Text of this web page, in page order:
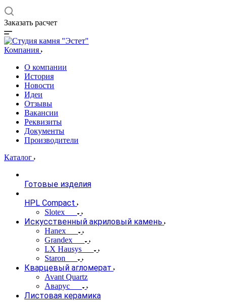
Заказать расчет
Компания
О компании
История
Новости
Идеи
Отзывы
Вакансии
Реквизиты
Документы
Производители
Каталог
Готовые изделия
HPL Compact
Slotex
Искусственный акриловый камень
Hanex
Grandex
LX Hausys
Staron
Кварцевый агломерат
Avant Quartz
Аварус
Листовая керамика